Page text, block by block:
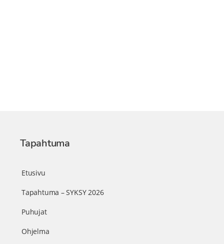
Tapahtuma
Etusivu
Tapahtuma – SYKSY 2026
Puhujat
Ohjelma